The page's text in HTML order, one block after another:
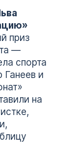
приз
—
спорта
Ганеев и
на